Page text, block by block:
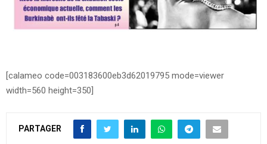
[calameo code=003183600eb3d62019795 mode=viewer
width=560 height=350]
PARTAGER